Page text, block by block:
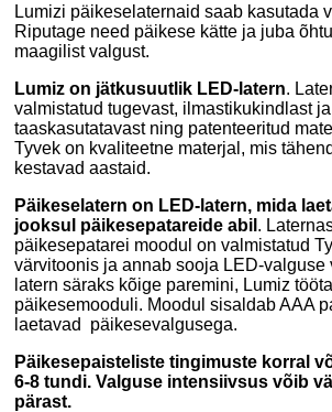
Lumizi päikeselaternaid saab kasutada
Riputage need päikese kätte ja juba
maagilist valgust.
Lumiz on jätkusuutlik LED-latern.
valmistatud tugevast, ilmastikukindlast
taaskasutatavast ning patenteeritud
Tyvek on kvaliteetne materjal, mis
kestavad aastaid.
Päikeselatern on LED-latern, mida
jooksul päikesepatareide abil .
päikesepatarei moodul on valmistatud
värvitoonis ja annab sooja LED-valguse
latern säraks kõige paremini, Lumiz
päikesemooduli. Moodul sisaldab AAA
laetavad päikesevalgusega.
Päikesepaisteliste tingimuste korral
6-8 tundi. Valguse intensiivsus võib
pärast.